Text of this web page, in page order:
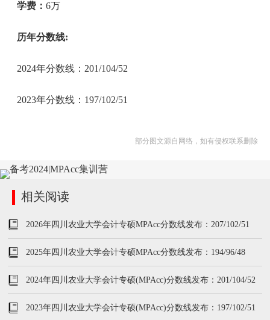
学费：6万
历年分数线:
2024年分数线：201/104/52
2023年分数线：197/102/51
部分图文源自网络，如有侵权联系删除
相关阅读
2026年四川农业大学会计专硕MPAcc分数线发布：207/102/51
2025年四川农业大学会计专硕MPAcc分数线发布：194/96/48
2024年四川农业大学会计专硕(MPAcc)分数线发布：201/104/52
2023年四川农业大学会计专硕(MPAcc)分数线发布：197/102/51